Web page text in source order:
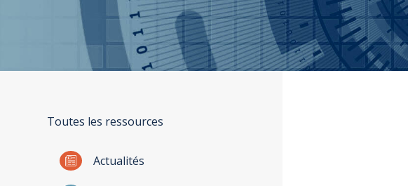
Toutes les ressources
Actualités